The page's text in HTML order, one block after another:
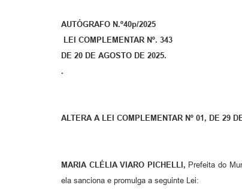
AUTÓGRAFO N.º40p/2025
LEI COMPLEMENTAR Nº. 343
DE 20 DE AGOSTO DE 2025.
.
ALTERA A LEI COMPLEMENTAR Nº 01, DE 29
MARIA CLÉLIA VIARO PICHELLI, Prefeita do
ela sanciona e promulga a seguinte Lei: